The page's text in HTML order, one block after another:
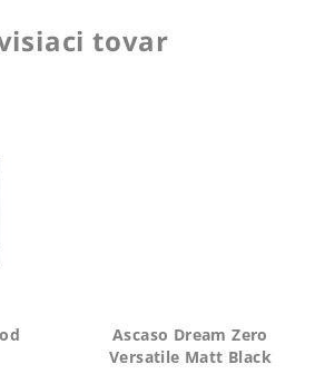
tovar
Ascaso Dream Zero
Versatile Matt Black